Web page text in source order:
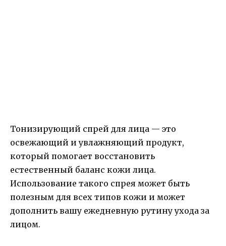
Тонизирующий спрей для лица — это
освежающий и увлажняющий продукт,
который помогает восстановить
естественный баланс кожи лица.
Использование такого спрея может быть
полезным для всех типов кожи и может
дополнить вашу ежедневную рутину ухода за
лицом.